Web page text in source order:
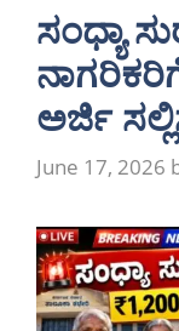
ಸಂಧ್ಯಾ
ಅರ್ಜಿ
June 17, 2026